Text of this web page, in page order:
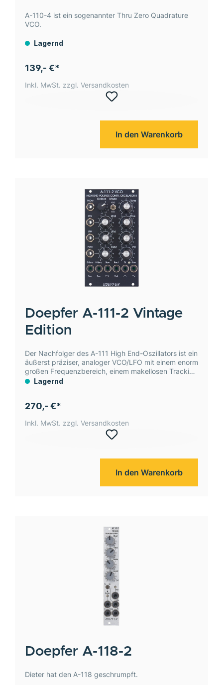
VCO
A-110-4 ist ein sogenannter Thru Zero Quadrature
VCO.
Lagernd
139,- €*
Inkl. MwSt. zzgl. Versandkosten
In den Warenkorb
Doepfer A-111-2 Vintage
Edition
Der Nachfolger des A-111 High End-Oszillators ist ein
äußerst präziser, analoger VCO/LFO mit einem enorm
großen Frequenzbereich, einem makellosen Tracking
über mindestens zehn Oktaven und fast perfekten
Lagernd
270,- €*
Inkl. MwSt. zzgl. Versandkosten
In den Warenkorb
Doepfer A-118-2
Dieter hat den A-118 geschrumpft.